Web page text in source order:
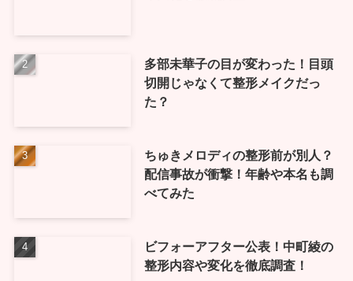
多部未華子の目が変わった！目頭
切開じゃなくて整形メイクだっ
た？
ちゅきメロディの整形前が別人？
配信事故が衝撃！年齢や本名も調
べてみた
ビフォーアフター公表！中町綾の
整形内容や変化を徹底調査！